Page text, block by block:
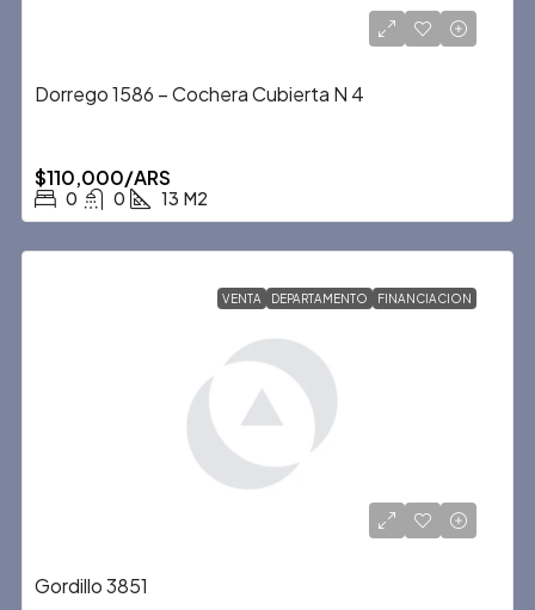
Dorrego 1586 – Cochera Cubierta N 4
$110,000/ARS
0 0 13 M2
VENTA DEPARTAMENTO FINANCIACION
Gordillo 3851